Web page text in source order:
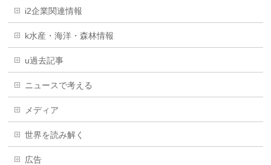
i2企業関連情報
k水産・海洋・森林情報
u過去記事
ニュースで考える
メディア
世界を読み解く
広告